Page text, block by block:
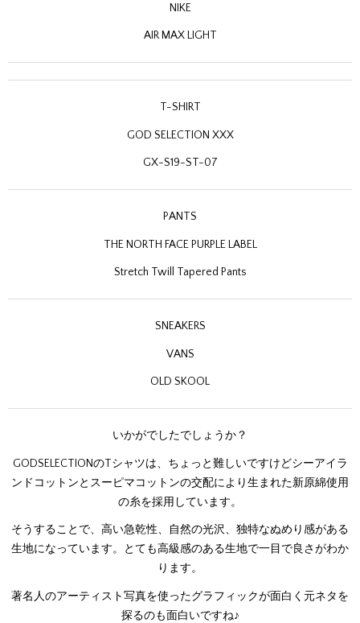
NIKE
AIR MAX LIGHT
T-SHIRT
GOD SELECTION XXX
GX-S19-ST-07
PANTS
THE NORTH FACE PURPLE LABEL
Stretch Twill Tapered Pants
SNEAKERS
VANS
OLD SKOOL
いかがでしたでしょうか？
GODSELECTIONのTシャツは、ちょっと難しいですけどシーアイラ
ンドコットンとスーピマコットンの交配により生まれた新原綿使用
の糸を採用しています。
そうすることで、高い急乾性、自然の光沢、独特なぬめり感がある
生地になっています。とても高級感のある生地で一目で良さがわか
ります。
著名人のアーティスト写真を使ったグラフィックが面白く元ネタを
探るのも面白いですね♪